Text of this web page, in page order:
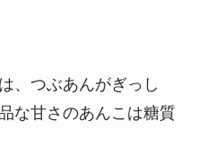
、つぶあんがぎっし
な甘さのあんこは糖質